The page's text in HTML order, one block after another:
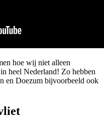
hoe wij niet alleen
heel Nederland! Zo hebben
en Doezum bijvoorbeeld ook